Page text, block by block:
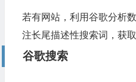
若有网站，利用谷歌分析
注长尾描述性搜索词，获取
谷歌搜索